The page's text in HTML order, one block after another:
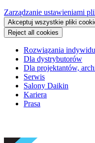
Zarządzanie ustawieniami
Akceptuj wszystkie pliki
Reject all cookies
Rozwiązania
Dla dystrybutorów
Dla projektantów,
Serwis
Salony Daikin
Kariera
Prasa